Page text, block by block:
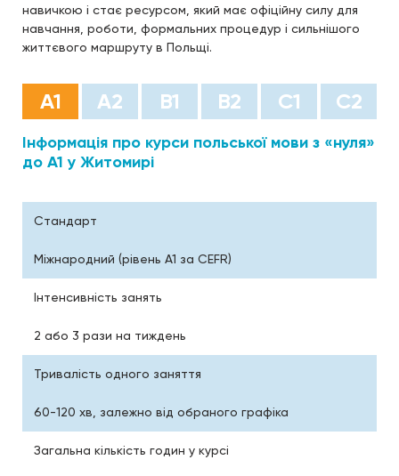
навичкою і стає ресурсом, який має офіційну силу для
навчання, роботи, формальних процедур і сильнішого
життєвого маршруту в Польщі.
А1 А2 B1 B2 С1 С2
Інформація про курси польської мови з «нуля»
до А1 у Житомирі
Стандарт
Міжнародний (рівень A1 за CEFR)
Інтенсивність занять
2 або 3 рази на тиждень
Тривалість одного заняття
60-120 хв, залежно від обраного графіка
Загальна кількість годин у курсі